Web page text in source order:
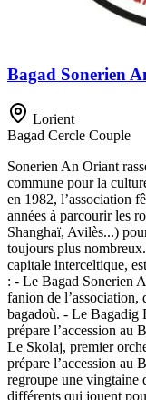
Bagad Sonerien
Lorient
Bagad Cercle Couple
Sonerien An Oriant
commune pour la
en 1982, l’association
années à parcourir les
Shanghaï, Avilès...)
toujours plus
capitale interceltique,
: - Le Bagad Sonerien
fanion de l’association,
bagadoù. - Le Bagadig
prépare l’accession au
Le Skolaj, premier
prépare l’accession au
regroupe une vingtaine
différents qui jouent